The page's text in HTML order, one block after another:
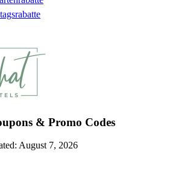
& Promo Codes
August 7, 2026